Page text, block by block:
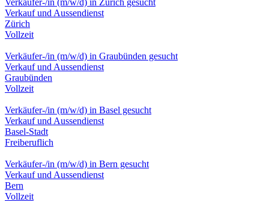
Verkäufer-/in (m/w/d) in Zürich gesucht
Verkauf und Aussendienst
Zürich
Vollzeit
Verkäufer-/in (m/w/d) in Graubünden gesucht
Verkauf und Aussendienst
Graubünden
Vollzeit
Verkäufer-/in (m/w/d) in Basel gesucht
Verkauf und Aussendienst
Basel-Stadt
Freiberuflich
Verkäufer-/in (m/w/d) in Bern gesucht
Verkauf und Aussendienst
Bern
Vollzeit